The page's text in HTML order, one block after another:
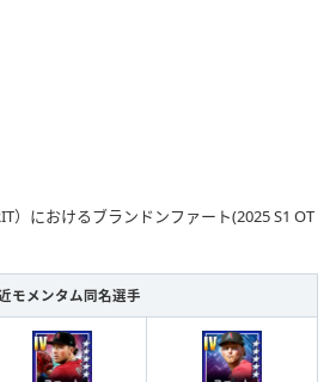
）におけるブランドンファート(2025 S1 OT
モメンタム同名選手